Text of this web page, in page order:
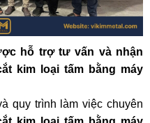
hỗ trợ tư vấn và nhận
kim loại tấm bằng máy
quy trình làm việc chuyên